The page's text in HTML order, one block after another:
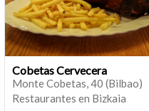
Cobetas Cervecera
Monte Cobetas, 40 (Bilbao)
Restaurantes en Bizkaia